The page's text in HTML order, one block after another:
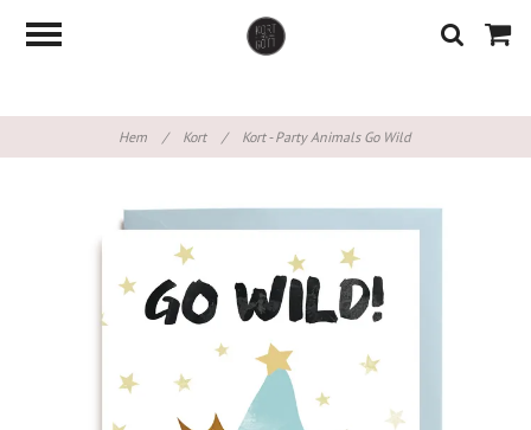
Hem / Kort / Kort - Party Animals Go Wild